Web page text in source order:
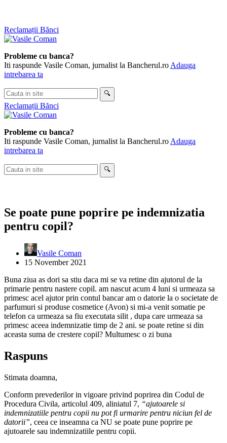
Skip
to
Reclamații Bănci
Probleme cu banca?
Iti raspunde Vasile Coman, jurnalist la Bancherul.ro Adauga
intrebarea ta
Cauta
in
site
🔍
Reclamații Bănci
Probleme cu banca?
Iti raspunde Vasile Coman, jurnalist la Bancherul.ro Adauga
intrebarea ta
Cauta
in
🔍
Se poate pune poprire pe indemnizatia
pentru copil?
Vasile Coman
15 November 2021
Buna ziua as dori sa stiu daca mi se va retine din ajutorul de la
primarie pentru nastere copil. am nascut acum 4 luni si urmeaza sa
primesc acel ajutor prin contul bancar am o datorie la o societate de
parfumuri si produse cosmetice (Avon) si mi-a venit somatie pe
telefon ca urmeaza sa fiu executata silit , dupa care urmeaza sa
primesc aceea indemnizatie timp de 2 ani. se poate retine si din
aceasta suma de crestere copil? Multumesc o zi buna
Raspuns
Stimata doamna,
Conform prevederilor in vigoare privind poprirea din Codul de
Procedura Civila, articolul 409, aliniatul 7, “ajutoarele si
indemnizatiile pentru copii nu pot fi urmarire pentru niciun fel de
datorii”, ceea ce inseamna ca NU se poate pune poprire pe
ajutoarele sau indemnizatiile pentru copii.